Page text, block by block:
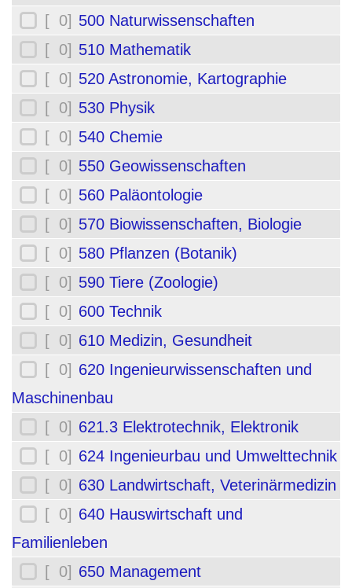
[ 0] 500 Naturwissenschaften
[ 0] 510 Mathematik
[ 0] 520 Astronomie, Kartographie
[ 0] 530 Physik
[ 0] 540 Chemie
[ 0] 550 Geowissenschaften
[ 0] 560 Paläontologie
[ 0] 570 Biowissenschaften, Biologie
[ 0] 580 Pflanzen (Botanik)
[ 0] 590 Tiere (Zoologie)
[ 0] 600 Technik
[ 0] 610 Medizin, Gesundheit
[ 0] 620 Ingenieurwissenschaften und
Maschinenbau
[ 0] 621.3 Elektrotechnik, Elektronik
[ 0] 624 Ingenieurbau und Umwelttechnik
[ 0] 630 Landwirtschaft, Veterinärmedizin
[ 0] 640 Hauswirtschaft und
Familienleben
[ 0] 650 Management